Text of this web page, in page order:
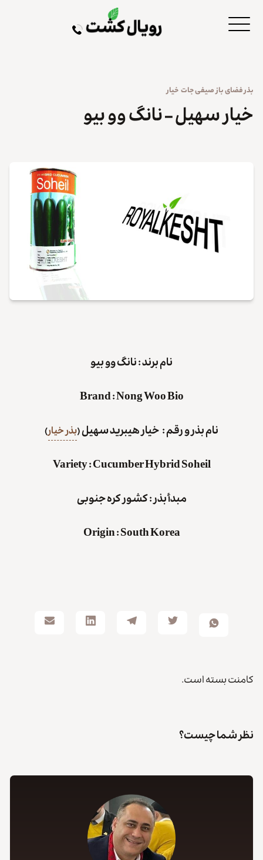
بذرفضای بازصیفی جاتخیار
خیار سهیل – نانگ وو بیو
نام برند : نانگ وو بیو
Brand:Nong Woo Bio
نام بذر و رقم : خیار هیبرید سهیل(بذر خیار)
Variety:Cucumber Hybrid Soheil
مبدأ بذر : کشور کره جنوبی
Origin:South Korea
کامنت بسته است.
نظر شما چیست؟